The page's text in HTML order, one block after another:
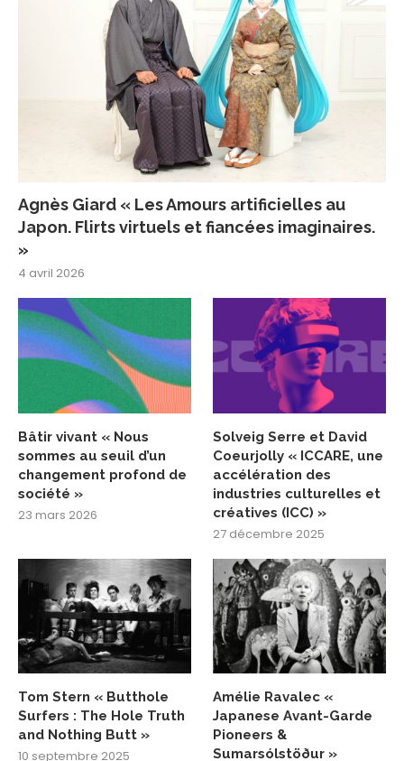
Agnès Giard « Les Amours artificielles au
Japon. Flirts virtuels et fiancées imaginaires.
»
4 avril 2026
Bâtir vivant « Nous
sommes au seuil d’un
changement profond de
société »
23 mars 2026
Solveig Serre et David
Coeurjolly « ICCARE, une
accélération des
industries culturelles et
créatives (ICC) »
27 décembre 2025
Tom Stern « Butthole
Surfers : The Hole Truth
and Nothing Butt »
10 septembre 2025
Amélie Ravalec «
Japanese Avant-Garde
Pioneers &
Sumarsólstöður »